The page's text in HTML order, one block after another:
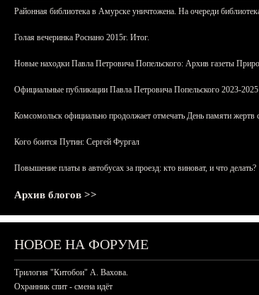
Районная библиотека в Амурске уничтожена. На очереди
Голая вечеринка Роснано 2015г. Итог.
Новые находки Павла Петровича Попельского: Архив газеты
Официальные публикации Павла Петровича Попельского 2023-
Комсомольск официально продолжает отмечать День памяти жертв
Кого боится Путин: Сергей Фургал
Повышение платы в автобусах за проезд: кто виноват, и что делать?
Архив блогов >>
НОВОЕ НА ФОРУМЕ
Трилогия "Китобои" А. Вахова.
Охранник спит - смена идёт